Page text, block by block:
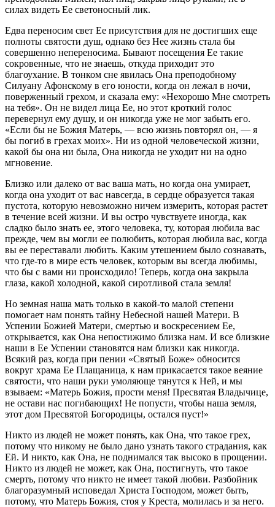
силах видеть Ее светоносный лик.
Едва переносим свет Ее присутствия для не достигших еще
полноты святости душ, однако без Нее жизнь стала бы
совершенно непереносима. Бывают посещения Ее такие
сокровенные, что не знаешь, откуда приходит это
благоухание. В тонком сне явилась Она преподобному
Силуану Афонскому в его юности, когда он лежал в ночи,
поверженный грехом, и сказала ему: «Нехорошо Мне смотреть
на тебя». Он не видел лица Ее, но этот кроткий голос
перевернул ему душу, и он никогда уже не мог забыть его.
«Если бы не Божия Матерь, — всю жизнь повторял он, — я
бы погиб в грехах моих». Ни из одной человеческой жизни,
какой бы она ни была, Она никогда не уходит ни на одно
мгновение.
Близко или далеко от вас ваша мать, но когда она умирает,
когда она уходит от вас навсегда, в сердце образуется такая
пустота, которую невозможно ничем измерить, которая растет
в течение всей жизни. И вы остро чувствуете иногда, как
сладко было знать ее, этого человека, ту, которая любила вас
прежде, чем вы могли ее полюбить, которая любила вас, когда
вы ее переставали любить. Каким утешением было сознавать,
что где-то в мире есть человек, которым вы всегда любимы,
что бы с вами ни происходило! Теперь, когда она закрыла
глаза, какой холодной, какой сиротливой стала земля!
Но земная наша мать только в какой-то малой степени
помогает нам понять тайну Небесной нашей Матери. В
Успении Божией Матери, смертью и воскресением Ее,
открывается, как Она непостижимо близка нам. И все близкие
наши в Ее Успении становятся нам близки как никогда.
Всякий раз, когда при пении «Святый Боже» обносится
вокруг храма Ее Плащаница, к нам прикасается такое веяние
святости, что наши руки умоляюще тянутся к Ней, и мы
взываем: «Матерь Божия, прости меня! Пресвятая Владычице,
не остави нас погибающих! Не попусти, чтобы наша земля,
этот дом Пресвятой Богородицы, остался пуст!»
Никто из людей не может понять, как Она, что такое грех,
потому что никому не было дано узнать такого страдания, как
Ей. И никто, как Она, не поднимался так высоко в прощении.
Никто из людей не может, как Она, постигнуть, что такое
смерть, потому что никто не имеет такой любви. Разбойник
благоразумный исповедал Христа Господом, может быть,
потому, что Матерь Божия, стоя у Креста, молилась и за него.